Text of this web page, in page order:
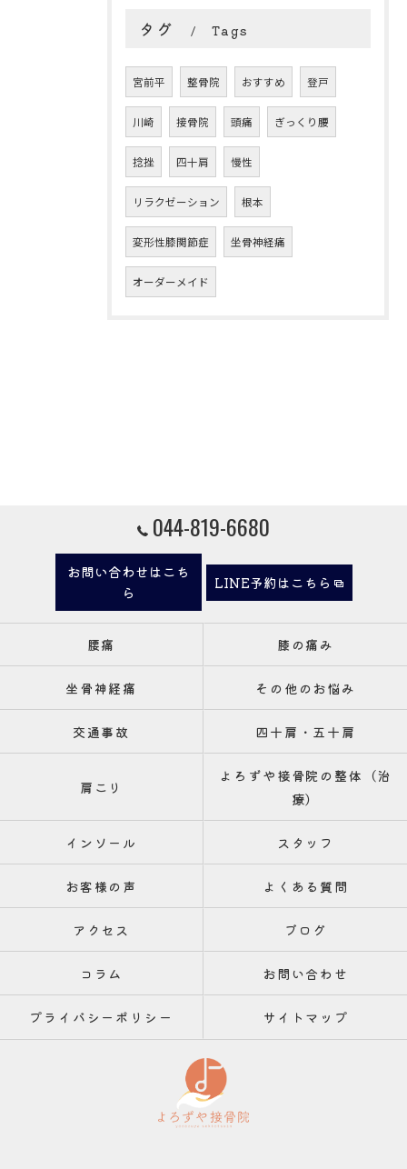
タグ Tags
宮前平 整骨院 おすすめ 登戸
川崎 接骨院 頭痛 ぎっくり腰
捻挫 四十肩 慢性
リラクゼーション 根本
変形性膝関節症 坐骨神経痛
オーダーメイド
044-819-6680
お問い合わせはこち
ら
LINE予約はこちら
腰痛 膝の痛み
坐骨神経痛 その他のお悩み
交通事故 四十肩・五十肩
肩こり
よろずや接骨院の整体（治
療）
インソール スタッフ
お客様の声 よくある質問
アクセス ブログ
コラム お問い合わせ
プライバシーポリシー サイトマップ